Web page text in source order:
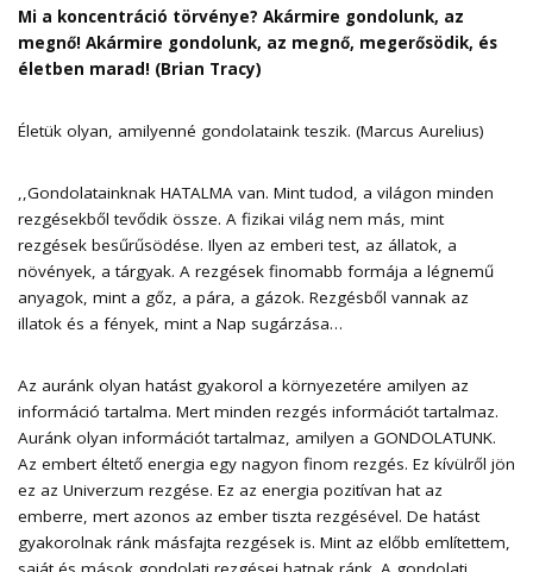
Mi a koncentráció törvénye? Akármire gondolunk, az
megnő! Akármire gondolunk, az megnő, megerősödik, és
életben marad! (Brian Tracy)
Életük olyan, amilyenné gondolataink teszik. (Marcus Aurelius)
,,Gondolatainknak HATALMA van. Mint tudod, a világon minden
rezgésekből tevődik össze. A fizikai világ nem más, mint
rezgések besűrűsödése. Ilyen az emberi test, az állatok, a
növények, a tárgyak. A rezgések finomabb formája a légnemű
anyagok, mint a gőz, a pára, a gázok. Rezgésből vannak az
illatok és a fények, mint a Nap sugárzása…
Az auránk olyan hatást gyakorol a környezetére amilyen az
információ tartalma. Mert minden rezgés információt tartalmaz.
Auránk olyan információt tartalmaz, amilyen a GONDOLATUNK.
Az embert éltető energia egy nagyon finom rezgés. Ez kívülről jön
ez az Univerzum rezgése. Ez az energia pozitívan hat az
emberre, mert azonos az ember tiszta rezgésével. De hatást
gyakorolnak ránk másfajta rezgések is. Mint az előbb említettem,